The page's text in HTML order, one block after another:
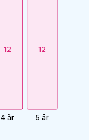
12
4 år
12
5 år